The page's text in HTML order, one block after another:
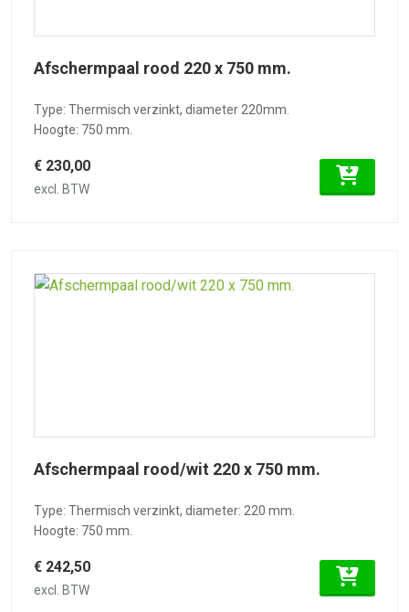
Afschermpaal rood 220 x 750 mm.
Type: Thermisch verzinkt, diameter 220mm.
Hoogte: 750 mm.
€ 230,00
excl. BTW
Afschermpaal rood/wit 220 x 750 mm.
Type: Thermisch verzinkt, diameter: 220 mm.
Hoogte: 750 mm.
€ 242,50
excl. BTW